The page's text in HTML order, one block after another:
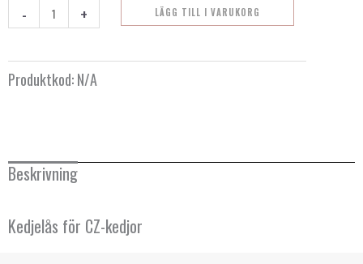
- + LÄGG TILL I VARUKORG
Produktkod:N/A
Beskrivning
Kedjelås för CZ-kedjor